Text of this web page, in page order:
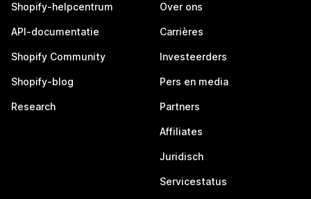
Shopify-helpcentrum
API-documentatie
Shopify Community
Shopify-blog
Research
Over ons
Carrières
Investeerders
Pers en media
Partners
Affiliates
Juridisch
Servicestatus